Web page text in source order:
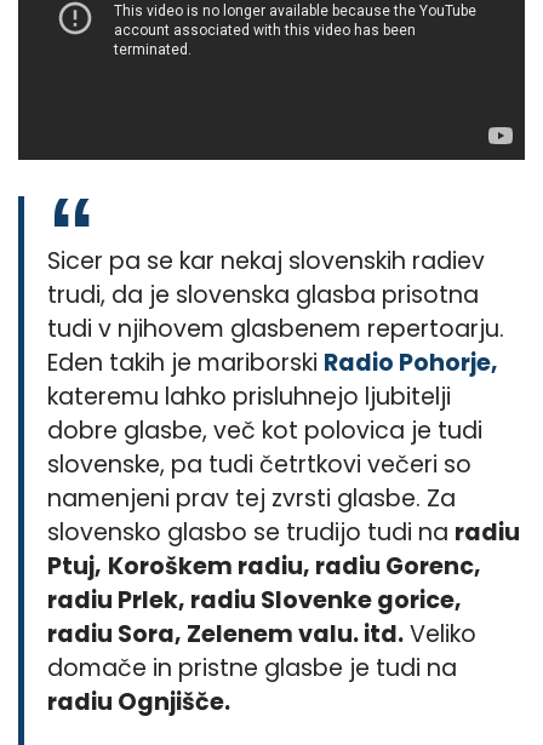
Sicer pa se kar nekaj slovenskih radiev
trudi, da je slovenska glasba prisotna
tudi v njihovem glasbenem repertoarju.
Eden takih je mariborski Radio Pohorje,
kateremu lahko prisluhnejo ljubitelji
dobre glasbe, več kot polovica je tudi
slovenske, pa tudi četrtkovi večeri so
namenjeni prav tej zvrsti glasbe. Za
slovensko glasbo se trudijo tudi na radiu
Ptuj, Koroškem radiu, radiu Gorenc,
radiu Prlek, radiu Slovenke gorice,
radiu Sora, Zelenem valu. itd.Veliko
domače in pristne glasbe je tudi na
radiu Ognjišče.